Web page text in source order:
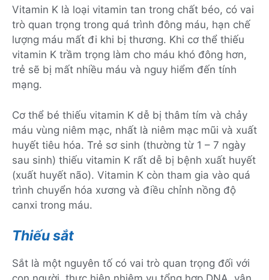
Vitamin K là loại vitamin tan trong chất béo, có vai
trò quan trọng trong quá trình đông máu, hạn chế
lượng máu mất đi khi bị thương. Khi cơ thể thiếu
vitamin K trầm trọng làm cho máu khó đông hơn,
trẻ sẽ bị mất nhiều máu và nguy hiểm đến tính
mạng.
Cơ thể bé thiếu vitamin K dễ bị thâm tím và chảy
máu vùng niêm mạc, nhất là niêm mạc mũi và xuất
huyết tiêu hóa. Trẻ sơ sinh (thường từ 1 – 7 ngày
sau sinh) thiếu vitamin K rất dễ bị bệnh xuất huyết
(xuất huyết não). Vitamin K còn tham gia vào quá
trình chuyển hóa xương và điều chỉnh nồng độ
canxi trong máu.
Thiếu sắt
Sắt là một nguyên tố có vai trò quan trọng đối với